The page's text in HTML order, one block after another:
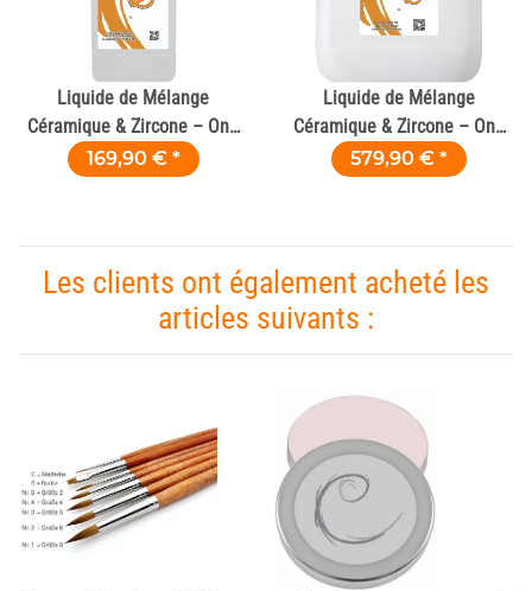
Liquide de Mélange
Céramique & Zircone – One
Plus 1 L
169,90 € *
Liquide de Mélange
Céramique & Zircone – One
Plus 5 L
579,90 € *
Les clients ont également acheté les
articles suivants :